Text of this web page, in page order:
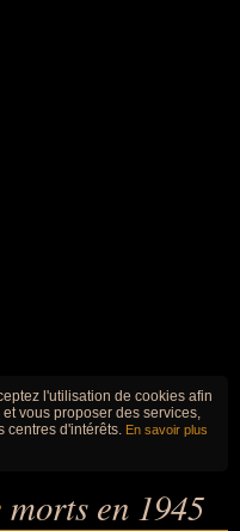
l'utilisation de cookies afin
vous proposer des services,
centres d'intérêts. En savoir plus
morts en 1945